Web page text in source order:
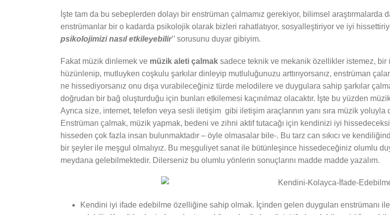
İşte tam da bu sebeplerden dolayı bir enstrüman çalmamız gerekiyor, bilimsel
enstrümanlar bir o kadarda psikolojik olarak bizleri rahatlatıyor, sosyalleştiriyor ve iyi
psikolojimizi nasıl etkileyebilir’’ sorusunu duyar gibiyim.
Fakat müzik dinlemek ve müzik aleti çalmak sadece teknik ve mekanik özellikler istemez,
hüzünlenip, mutluyken coşkulu şarkılar dinleyip mutluluğunuzu arttırıyorsanız, enstrüman
ne hissediyorsanız onu dışa vurabileceğiniz türde melodilere ve duygulara sahip şarkılar
doğrudan bir bağ oluşturduğu için bunları etkilemesi kaçınılmaz olacaktır. İşte bu yüzden
Ayrıca size, internet, telefon veya sesli iletişim gibi iletişim araçlarının yanı sıra müzik
Enstrüman çalmak, müzik yapmak, bedeni ve zihni aktif tutacağı için kendinizi iyi
hisseden çok fazla insan bulunmaktadır – öyle olmasalar bile-. Bu tarz can sıkıcı ve
bir şeyler ile meşgul olmalıyız. Bu meşguliyet sanat ile bütünleşince hissedeceğiniz olumlu
meydana gelebilmektedir. Dilerseniz bu olumlu yönlerin sonuçlarını madde madde yazalım.
Kendini iyi ifade edebilme özelliğine sahip olmak. İçinden gelen duyguları enstrümanı